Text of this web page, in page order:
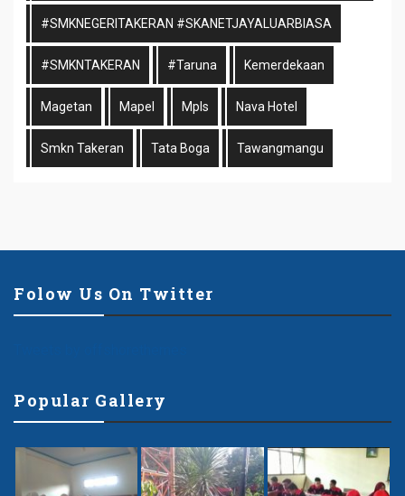
#SMKNEGERITAKERAN #SKANETJAYALUARBIASA
#SMKNTAKERAN #taruna Kemerdekaan
Magetan Mapel Mpls Nava Hotel
Smkn Takeran Tata Boga Tawangmangu
Folow Us On Twitter
Popular Gallery